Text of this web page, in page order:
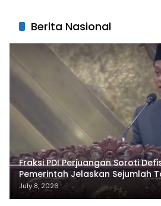
Berita Nasional
Fraksi PDI Perjuangan Soroti
Pemerintah Jelaskan Sejumlah
Tercapai
July 8, 2026